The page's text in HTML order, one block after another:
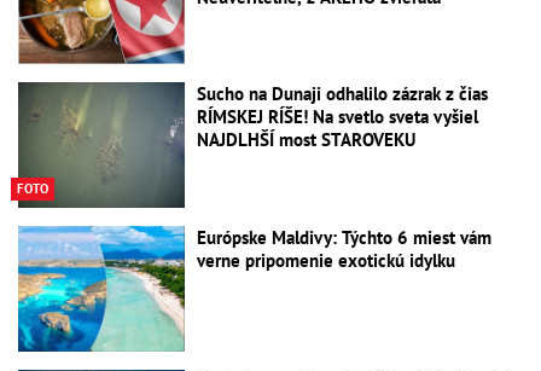
FOTO
Sucho na Dunaji odhalilo zázrak z čias
RÍMSKEJ RÍŠE! Na svetlo sveta vyšiel
NAJDLHŠÍ most STAROVEKU
Európske Maldivy: Týchto 6 miest vám
verne pripomenie exotickú idylku